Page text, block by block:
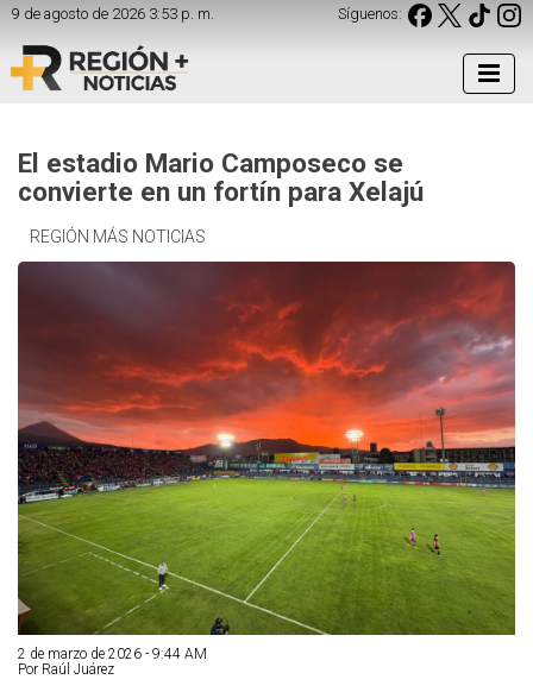
9 de agosto de 2026 3:53 p. m. Síguenos:
El estadio Mario Camposeco se
convierte en un fortín para Xelajú
REGIÓN MÁS NOTICIAS
2 de marzo de 2026 - 9:44 AM
Por Raúl Juárez